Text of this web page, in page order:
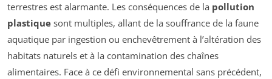
terrestres est alarmante. Les conséquences de la pollution
plastique sont multiples, allant de la souffrance de la faune
aquatique par ingestion ou enchevêtrement à l’altération des
habitats naturels et à la contamination des chaînes
alimentaires. Face à ce défi environnemental sans précédent,